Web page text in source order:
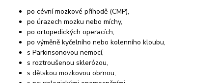
po cévní mozkové příhodě (CMP),
po úrazech mozku nebo míchy,
po ortopedických operacích,
po výměně kyčelního nebo kolenního kloubu,
s Parkinsonovou nemocí,
s roztroušenou sklerózou,
s dětskou mozkovou obrnou,